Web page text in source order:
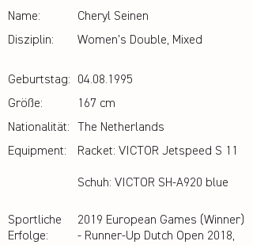
Name:
Disziplin:
Geburtstag:
Größe:
Nationalität:
Equipment:
Sportliche
Erfolge:
Cheryl Seinen
Women's Double, Mixed
04.08.1995
167 cm
The Netherlands
Racket: VICTOR Jetspeed S 11
Schuh: VICTOR SH-A920 blue
2019 European Games (Winner)
- Runner-Up Dutch Open 2018,